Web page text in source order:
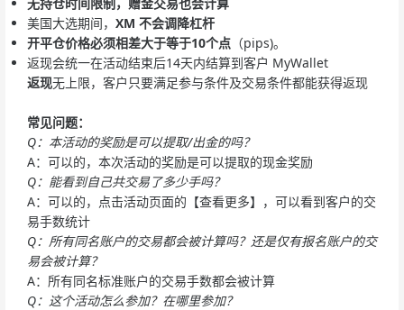
美国大选期间， XM 不会调降杠杆
开平仓价格必须相差大于等于10个点 （pips)。
返现会统一在活动结束后14天内结算到客户 MyWallet
返现无上限，客户只要满足参与条件及交易条件都能获得返现
常见问题：
Q：本活动的奖励是可以提取/出金的吗？
A：可以的，本次活动的奖励是可以提取的现金奖励
Q：能看到自己共交易了多少手吗？
A：可以的，点击活动页面的【查看更多】，可以看到客户的交
易手数统计
Q：所有同名账户的交易都会被计算吗？还是仅有报名账户的交
易会被计算？
A：所有同名标准账户的交易手数都会被计算
Q：这个活动怎么参加？在哪里参加？